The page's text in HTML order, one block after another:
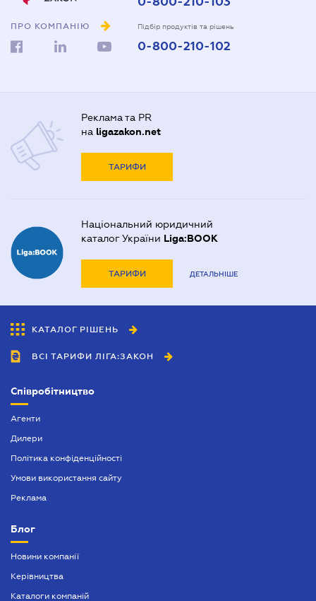
ПРО КОМПАНІЮ Підбір продуктів та рішень
0-800-210-102
Реклама та PR
на ligazakon.net
ТАРИФИ
Національний юридичний
каталог України Liga:BOOK
ТАРИФИ ДЕТАЛЬНІШЕ
КАТАЛОГ РІШЕНЬ
ВСІ ТАРИФИ ЛІГА:ЗАКОН
Співробітництво
Агенти
Дилери
Політика конфіденційності
Умови використання сайту
Реклама
Блог
Новини компанії
Керівництва
Каталоги компаній